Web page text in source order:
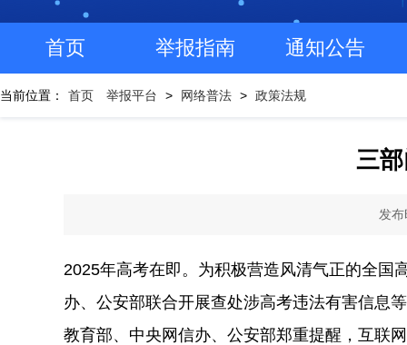
首页 举报指南 通知公告
当前位置： 首页 举报平台 > 网络普法 > 政策法规
三
发
2025年高考在即。为积极营造风清气正的全国
办、公安部联合开展查处涉高考违法有害信息
教育部、中央网信办、公安部郑重提醒，互联